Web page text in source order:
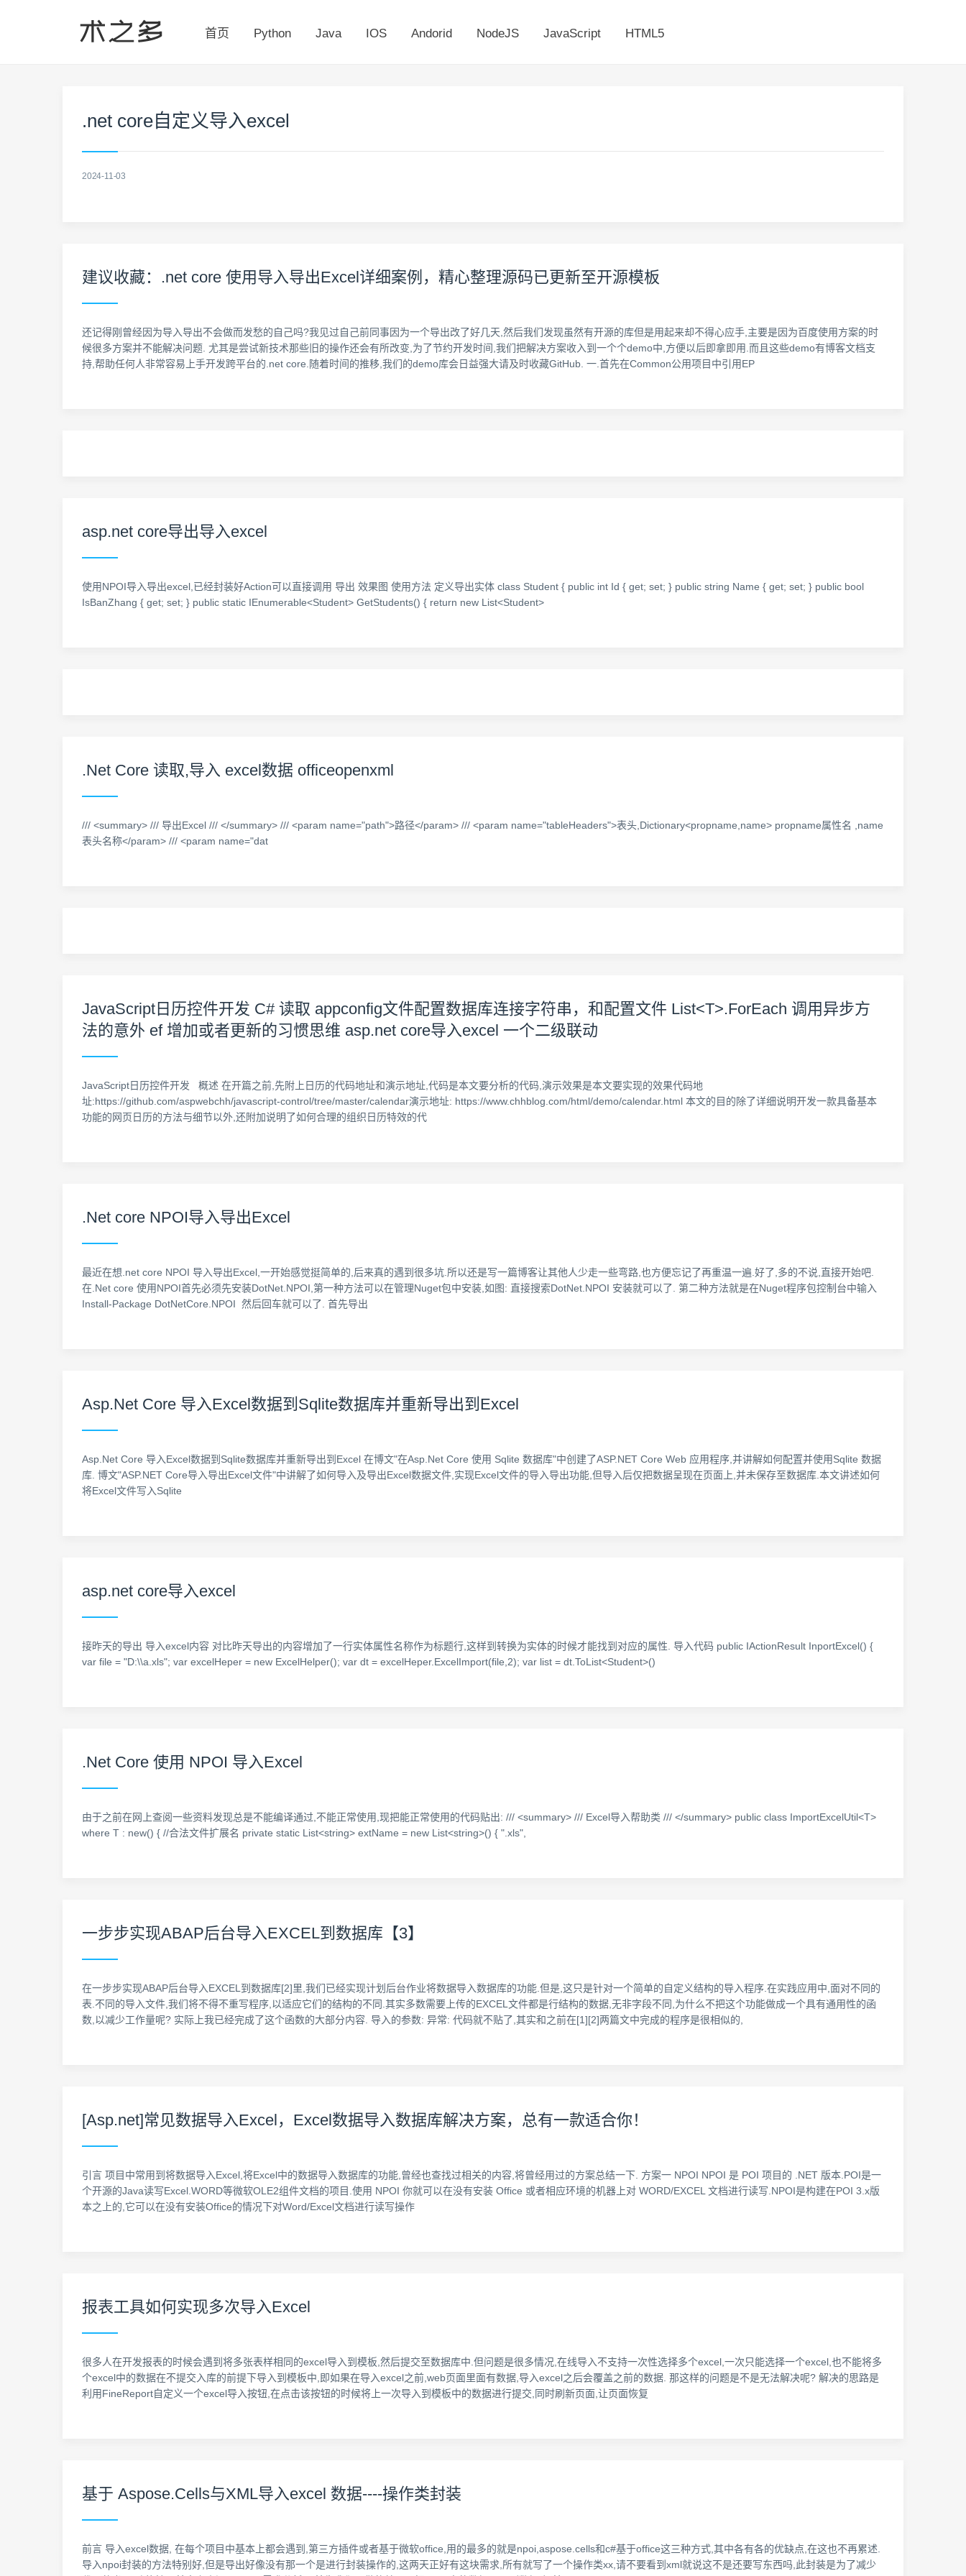
首页 Python Java IOS Andorid NodeJS JavaScript HTML5
.net core自定义导入excel
2024-11-03
建议收藏：.net core 使用导入导出Excel详细案例，精心整理源码已更新至开源模板
还记得刚曾经因为导入导出不会做而发愁的自己吗?我见过自己前同事因为一个导出改了好几天,然后我们发现虽然有开源的库但是用起来却不得心应手,主要是因为百度使用方案的时
候很多方案并不能解决问题. 尤其是尝试新技术那些旧的操作还会有所改变,为了节约开发时间,我们把解决方案收入到一个个demo中,方便以后即拿即用.而且这些demo有博客文档支
持,帮助任何人非常容易上手开发跨平台的.net core.随着时间的推移,我们的demo库会日益强大请及时收藏GitHub. 一.首先在Common公用项目中引用EP
asp.net core导出导入excel
使用NPOI导入导出excel,已经封装好Action可以直接调用 导出 效果图 使用方法 定义导出实体 class Student { public int Id { get; set; } public string Name { get; set; } public bool
IsBanZhang { get; set; } public static IEnumerable<Student> GetStudents() { return new List<Student>
.Net Core 读取,导入 excel数据 officeopenxml
/// <summary> /// 导出Excel /// </summary> /// <param name="path">路径</param> /// <param name="tableHeaders">表头,Dictionary<propname,name> propname属性名 ,name
表头名称</param> /// <param name="dat
JavaScript日历控件开发 C# 读取 appconfig文件配置数据库连接字符串，和配置文件 List<T>.ForEach 调用异步方
法的意外 ef 增加或者更新的习惯思维 asp.net core导入excel 一个二级联动
JavaScript日历控件开发 概述 在开篇之前,先附上日历的代码地址和演示地址,代码是本文要分析的代码,演示效果是本文要实现的效果代码地
址:https://github.com/aspwebchh/javascript-control/tree/master/calendar演示地址: https://www.chhblog.com/html/demo/calendar.html 本文的目的除了详细说明开发一款具备基本
功能的网页日历的方法与细节以外,还附加说明了如何合理的组织日历特效的代
.Net core NPOI导入导出Excel
最近在想.net core NPOI 导入导出Excel,一开始感觉挺简单的,后来真的遇到很多坑.所以还是写一篇博客让其他人少走一些弯路,也方便忘记了再重温一遍.好了,多的不说,直接开始吧.
在.Net core 使用NPOI首先必须先安装DotNet.NPOI,第一种方法可以在管理Nuget包中安装,如图: 直接搜索DotNet.NPOI 安装就可以了. 第二种方法就是在Nuget程序包控制台中输入
Install-Package DotNetCore.NPOI 然后回车就可以了. 首先导出
Asp.Net Core 导入Excel数据到Sqlite数据库并重新导出到Excel
Asp.Net Core 导入Excel数据到Sqlite数据库并重新导出到Excel 在博文"在Asp.Net Core 使用 Sqlite 数据库"中创建了ASP.NET Core Web 应用程序,并讲解如何配置并使用Sqlite 数据
库. 博文"ASP.NET Core导入导出Excel文件"中讲解了如何导入及导出Excel数据文件,实现Excel文件的导入导出功能,但导入后仅把数据呈现在页面上,并未保存至数据库.本文讲述如何
将Excel文件写入Sqlite
asp.net core导入excel
接昨天的导出 导入excel内容 对比昨天导出的内容增加了一行实体属性名称作为标题行,这样到转换为实体的时候才能找到对应的属性. 导入代码 public IActionResult InportExcel() {
var file = "D:\\a.xls"; var excelHeper = new ExcelHelper(); var dt = excelHeper.ExcelImport(file,2); var list = dt.ToList<Student>()
.Net Core 使用 NPOI 导入Excel
由于之前在网上查阅一些资料发现总是不能编译通过,不能正常使用,现把能正常使用的代码贴出: /// <summary> /// Excel导入帮助类 /// </summary> public class ImportExcelUtil<T>
where T : new() { //合法文件扩展名 private static List<string> extName = new List<string>() { ".xls",
一步步实现ABAP后台导入EXCEL到数据库【3】
在一步步实现ABAP后台导入EXCEL到数据库[2]里,我们已经实现计划后台作业将数据导入数据库的功能.但是,这只是针对一个简单的自定义结构的导入程序.在实践应用中,面对不同的
表.不同的导入文件,我们将不得不重写程序,以适应它们的结构的不同.其实多数需要上传的EXCEL文件都是行结构的数据,无非字段不同,为什么不把这个功能做成一个具有通用性的函
数,以减少工作量呢? 实际上我已经完成了这个函数的大部分内容. 导入的参数: 异常: 代码就不贴了,其实和之前在[1][2]两篇文中完成的程序是很相似的,
[Asp.net]常见数据导入Excel，Excel数据导入数据库解决方案，总有一款适合你！
引言 项目中常用到将数据导入Excel,将Excel中的数据导入数据库的功能,曾经也查找过相关的内容,将曾经用过的方案总结一下. 方案一 NPOI NPOI 是 POI 项目的 .NET 版本.POI是一
个开源的Java读写Excel.WORD等微软OLE2组件文档的项目.使用 NPOI 你就可以在没有安装 Office 或者相应环境的机器上对 WORD/EXCEL 文档进行读写.NPOI是构建在POI 3.x版
本之上的,它可以在没有安装Office的情况下对Word/Excel文档进行读写操作
报表工具如何实现多次导入Excel
很多人在开发报表的时候会遇到将多张表样相同的excel导入到模板,然后提交至数据库中.但问题是很多情况,在线导入不支持一次性选择多个excel,一次只能选择一个excel,也不能将多
个excel中的数据在不提交入库的前提下导入到模板中,即如果在导入excel之前,web页面里面有数据,导入excel之后会覆盖之前的数据. 那这样的问题是不是无法解决呢? 解决的思路是
利用FineReport自定义一个excel导入按钮,在点击该按钮的时候将上一次导入到模板中的数据进行提交,同时刷新页面,让页面恢复
基于 Aspose.Cells与XML导入excel 数据----操作类封装
前言 导入excel数据, 在每个项目中基本上都会遇到,第三方插件或者基于微软office,用的最多的就是npoi,aspose.cells和c#基于office这三种方式,其中各有各的优缺点,在这也不再累述.
导入npoi封装的方法特别好,但是导出好像没有那一个是进行封装操作的,这两天正好有这块需求,所有就写了一个操作类xx,请不要看到xml就说这不是还要写东西吗,此封装是为了减少